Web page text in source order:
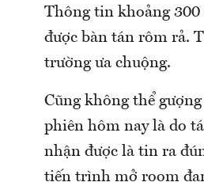
Thông tin khoảng
được bàn tán rôm rả.
trường ưa chuộng.
Cũng không thể
phiên hôm nay là do
nhận được là tin ra
tiến trình mở room